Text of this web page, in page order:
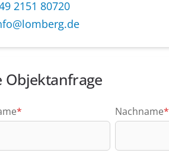
2151 80720
Objektanfrage
* Nachname*